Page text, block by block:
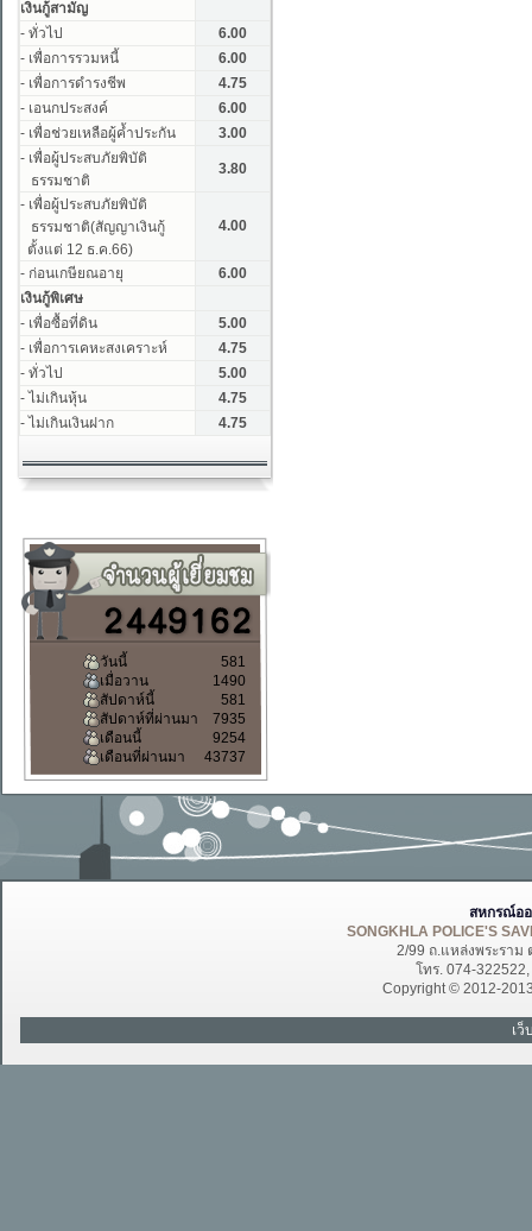
วันนี้
581
เมื่อวาน
1490
สัปดาห์นี้
581
สัปดาห์ที่ผ่านมา
7935
เดือนนี้
9254
เดือนที่ผ่านมา
43737
สหกรณ์อ
SONGKHLA POLICE'S
2/99 ถ.แหล่งพระราม
โทร. 074-
Copyright © 2012-
เ